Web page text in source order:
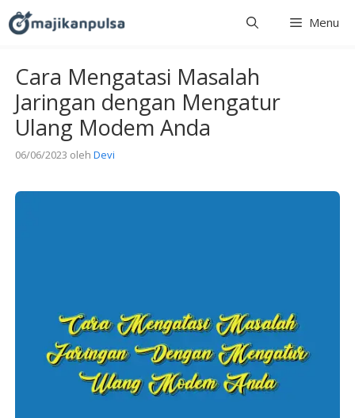
Langsung
ke
Menu
Cara Mengatasi Masalah
Jaringan dengan Mengatur
Ulang Modem Anda
06/06/2023 oleh Devi